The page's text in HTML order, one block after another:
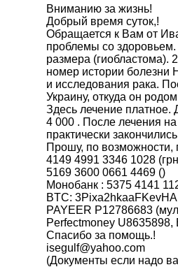
Вниманию за жизнь!
Добрый время суток,!
Обращается к Вам от
проблемы со
размера (гиобластома).
номер истории болезни
и исследования рака.
Украину, откуда он
Здесь лечение
4 000 . После лечения
практически
Прошу, по
4149 4991 3346 1028
5169 3600 0661 4469 ()
Монобанк : 5375 4141
BTC:
PAYEER P12786683
Perfectmoney U8635898,
Спасибо за помощь.!
isegulf@yahoo.com
(Документы если надо